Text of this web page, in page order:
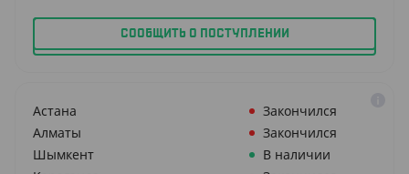
СООБЩИТЬ О ПОСТУПЛЕНИИ
Астана
Закончился
Алматы
Закончился
Шымкент
В наличии